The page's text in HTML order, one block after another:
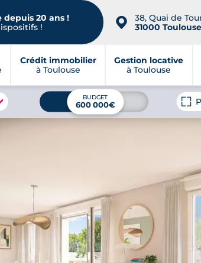
depuis 20 ans !
! 📍
38, Quai de
31000 Toulouse
Crédit immobilier
à Toulouse
Gestion locative
à Toulouse
BUDGET
600 000€